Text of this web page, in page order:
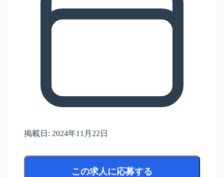
掲載日: 2024年11月22日
この求人に応募する